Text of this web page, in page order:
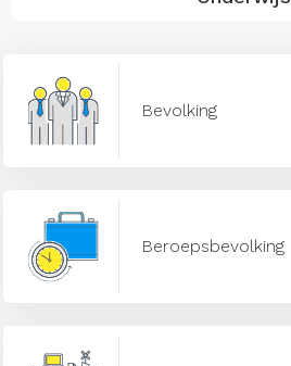
Bevolking
Beroepsbevolking